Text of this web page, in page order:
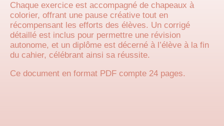
Chaque exercice est accompagné de chapeaux à
colorier, offrant une pause créative tout en
récompensant les efforts des élèves. Un corrigé
détaillé est inclus pour permettre une révision
autonome, et un diplôme est décerné à l’élève à la fin
du cahier, célébrant ainsi sa réussite.
Ce document en format PDF compte 24 pages.